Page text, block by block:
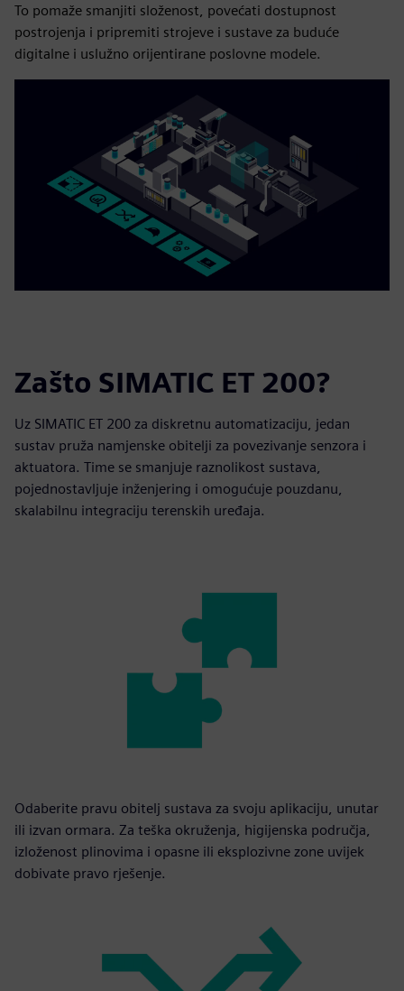
To pomaže smanjiti složenost, povećati dostupnost
postrojenja i pripremiti strojeve i sustave za buduće
digitalne i uslužno orijentirane poslovne modele.
Zašto SIMATIC ET 200?
Uz SIMATIC ET 200 za diskretnu automatizaciju, jedan
sustav pruža namjenske obitelji za povezivanje senzora i
aktuatora. Time se smanjuje raznolikost sustava,
pojednostavljuje inženjering i omogućuje pouzdanu,
skalabilnu integraciju terenskih uređaja.
Odaberite pravu obitelj sustava za svoju aplikaciju, unutar
ili izvan ormara. Za teška okruženja, higijenska područja,
izloženost plinovima i opasne ili eksplozivne zone uvijek
dobivate pravo rješenje.